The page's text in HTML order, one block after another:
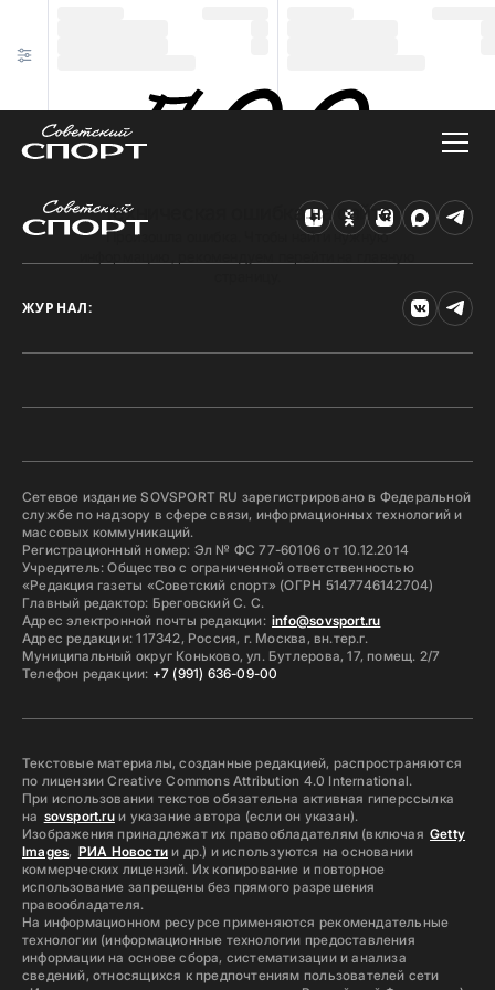
Техническая ошибка на сайте
Произошла ошибка. Чтобы найти нужную
ЖУРНАЛ:
Сетевое издание SOVSPORT RU зарегистрировано в Федеральной
службе по надзору в сфере связи, информационных технологий и
массовых коммуникаций.
Регистрационный номер: Эл № ФС 77-60106 от 10.12.2014
Учредитель: Общество с ограниченной ответственностью
«Редакция газеты «Советский спорт» (ОГРН 5147746142704)
Главный редактор: Бреговский С. С.
Адрес электронной почты редакции: info@sovsport.ru
Адрес редакции: 117342, Россия, г. Москва, вн.тер.г.
Муниципальный округ Коньково, ул. Бутлерова, 17, помещ. 2/7
Телефон редакции: +7 (991) 636-09-00
Текстовые материалы, созданные редакцией, распространяются
по лицензии Creative Commons Attribution 4.0 International.
При использовании текстов обязательна активная гиперссылка
на sovsport.ruи указание автора (если он указан).
Изображения принадлежат их правообладателям (включая Getty
Images, РИА Новостии др.) и используются на основании
коммерческих лицензий. Их копирование и повторное
использование запрещены без прямого разрешения
правообладателя.
На информационном ресурсе применяются рекомендательные
технологии (информационные технологии предоставления
информации на основе сбора, систематизации и анализа
сведений, относящихся к предпочтениям пользователей сети